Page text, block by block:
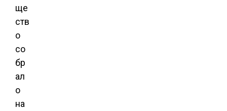
ще
ств
о
со
бр
ал
о
на